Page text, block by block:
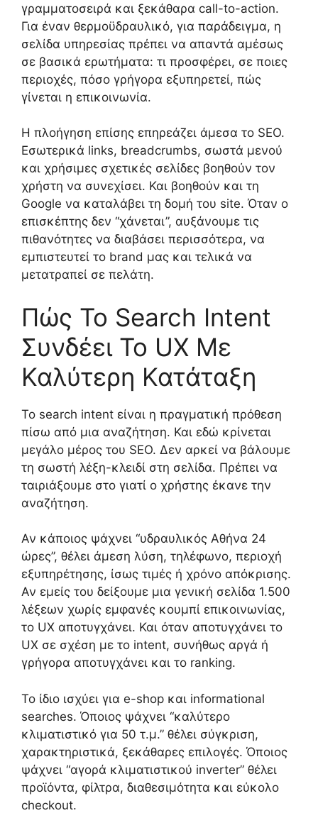
γραμματοσειρά και ξεκάθαρα call-to-action.
Για έναν θερμοϋδραυλικό, για παράδειγμα, η
σελίδα υπηρεσίας πρέπει να απαντά αμέσως
σε βασικά ερωτήματα: τι προσφέρει, σε ποιες
περιοχές, πόσο γρήγορα εξυπηρετεί, πώς
γίνεται η επικοινωνία.
Η πλοήγηση επίσης επηρεάζει άμεσα το SEO.
Εσωτερικά links, breadcrumbs, σωστά μενού
και χρήσιμες σχετικές σελίδες βοηθούν τον
χρήστη να συνεχίσει. Και βοηθούν και τη
Google να καταλάβει τη δομή του site. Όταν ο
επισκέπτης δεν “χάνεται”, αυξάνουμε τις
πιθανότητες να διαβάσει περισσότερα, να
εμπιστευτεί το brand μας και τελικά να
μετατραπεί σε πελάτη.
Πώς Το Search Intent
Συνδέει Το UX Με
Καλύτερη Κατάταξη
Το search intent είναι η πραγματική πρόθεση
πίσω από μια αναζήτηση. Και εδώ κρίνεται
μεγάλο μέρος του SEO. Δεν αρκεί να βάλουμε
τη σωστή λέξη-κλειδί στη σελίδα. Πρέπει να
ταιριάξουμε στο γιατί ο χρήστης έκανε την
αναζήτηση.
Αν κάποιος ψάχνει “υδραυλικός Αθήνα 24
ώρες”, θέλει άμεση λύση, τηλέφωνο, περιοχή
εξυπηρέτησης, ίσως τιμές ή χρόνο απόκρισης.
Αν εμείς του δείξουμε μια γενική σελίδα 1.500
λέξεων χωρίς εμφανές κουμπί επικοινωνίας,
το UX αποτυγχάνει. Και όταν αποτυγχάνει το
UX σε σχέση με το intent, συνήθως αργά ή
γρήγορα αποτυγχάνει και το ranking.
Το ίδιο ισχύει για e-shop και informational
searches. Όποιος ψάχνει “καλύτερο
κλιματιστικό για 50 τ.μ.” θέλει σύγκριση,
χαρακτηριστικά, ξεκάθαρες επιλογές. Όποιος
ψάχνει “αγορά κλιματιστικού inverter” θέλει
προϊόντα, φίλτρα, διαθεσιμότητα και εύκολο
checkout.